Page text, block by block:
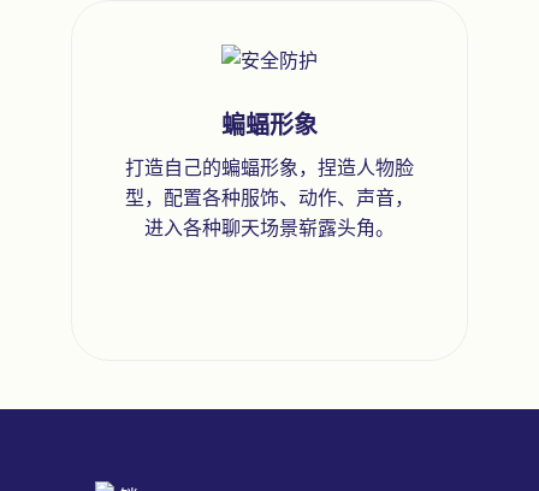
蝙蝠形象
打造自己的蝙蝠形象，捏造人物脸
型，配置各种服饰、动作、声音，
进入各种聊天场景崭露头角。